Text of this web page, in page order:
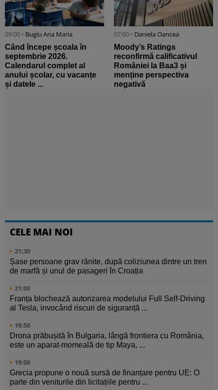
09:00 • Bugiu ⁠Ana Maria
Când începe școala în
septembrie 2026.
Calendarul complet al
anului școlar, cu vacanțe
și datele ...
07:00 • Daniela Oancea
Moody’s Ratings
reconfirmă calificativul
României la Baa3 și
menține perspectiva
negativă
CELE MAI NOI
21:30
Șase persoane grav rănite, după coliziunea dintre un tren
de marfă și unul de pasageri în Croația
21:00
Franța blochează autorizarea modelului Full Self-Driving
al Tesla, invocând riscuri de siguranță ...
19:50
Drona prăbușită în Bulgaria, lângă frontiera cu România,
este un aparat-momeală de tip Maya, ...
19:00
Grecia propune o nouă sursă de finanțare pentru UE: O
parte din veniturile din licitațiile pentru ...